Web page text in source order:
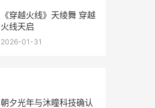
《穿越火线》天绫舞 穿越
火线天启
2026-01-31
朝夕光年与沐瞳科技确认